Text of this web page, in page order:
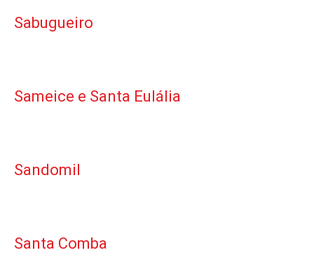
Sabugueiro
Sameice e Santa Eulália
Sandomil
Santa Comba